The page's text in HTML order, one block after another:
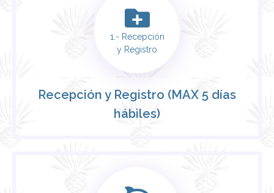
1.- Recepción
y Registro
Recepción y Registro (MAX 5 días
hábiles)